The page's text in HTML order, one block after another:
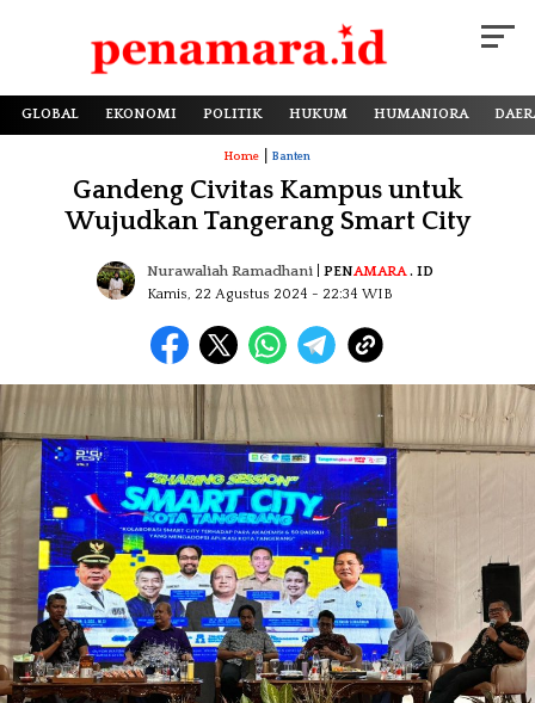
GLOBAL EKONOMI POLITIK HUKUM HUMANIORA
Home Banten
Gandeng Civitas Kampus untuk
Wujudkan Tangerang Smart City
Nurawaliah Ramadhani PENAMARA. ID
Kamis, 22 Agustus 2024 - 22:34 WIB